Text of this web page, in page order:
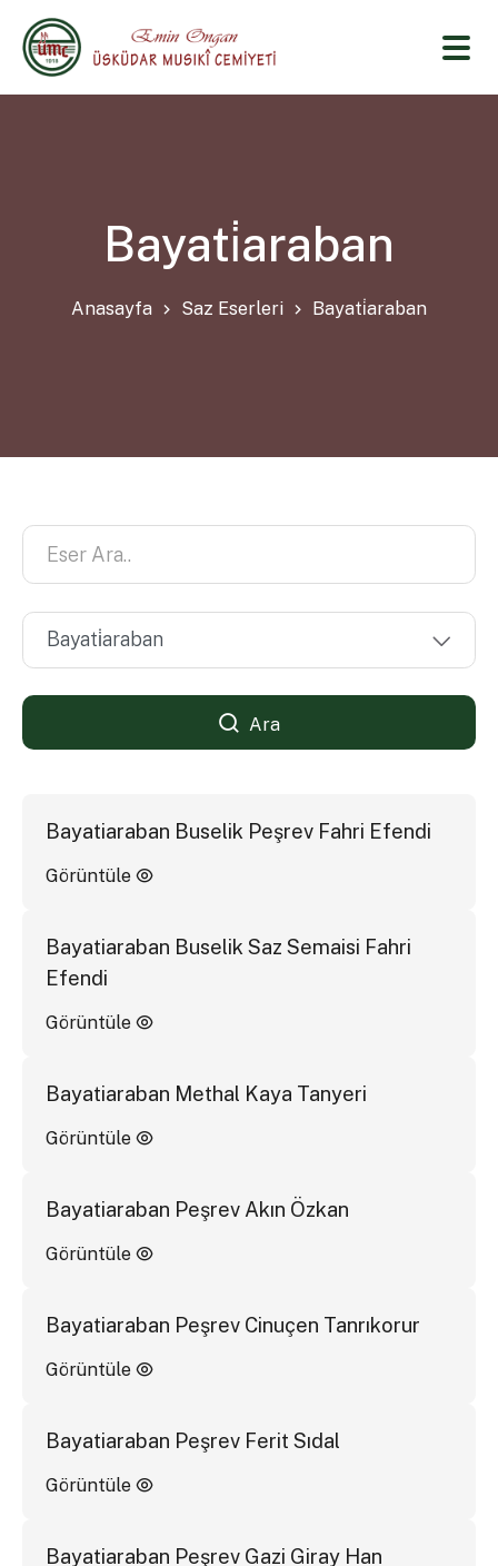
Bayati̇araban
Anasayfa Saz Eserleri Bayati̇araban
Ara
Bayatiaraban Buselik Peşrev Fahri Efendi
Görüntüle
Bayatiaraban Buselik Saz Semaisi Fahri
Efendi
Görüntüle
Bayatiaraban Methal Kaya Tanyeri
Görüntüle
Bayatiaraban Peşrev Akın Özkan
Görüntüle
Bayatiaraban Peşrev Cinuçen Tanrıkorur
Görüntüle
Bayatiaraban Peşrev Ferit Sıdal
Görüntüle
Bayatiaraban Peşrev Gazi Giray Han